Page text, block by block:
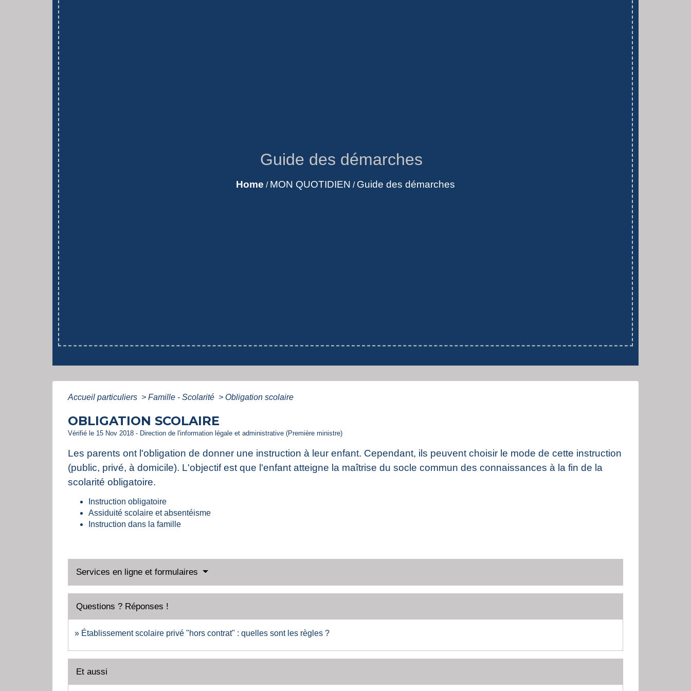
Guide des démarches
Home / MON QUOTIDIEN / Guide des démarches
Accueil particuliers > Famille - Scolarité > Obligation scolaire
OBLIGATION SCOLAIRE
Vérifié le 15 Nov 2018 - Direction de l'information légale et administrative (Première ministre)
Les parents ont l'obligation de donner une instruction à leur enfant. Cependant, ils peuvent choisir le mode de cette instruction
(public, privé, à domicile). L'objectif est que l'enfant atteigne la maîtrise du socle commun des connaissances à la fin de la
scolarité obligatoire.
Instruction obligatoire
Assiduité scolaire et absentéisme
Instruction dans la famille
Services en ligne et formulaires
Questions ? Réponses !
Établissement scolaire privé "hors contrat" : quelles sont les règles ?
Et aussi